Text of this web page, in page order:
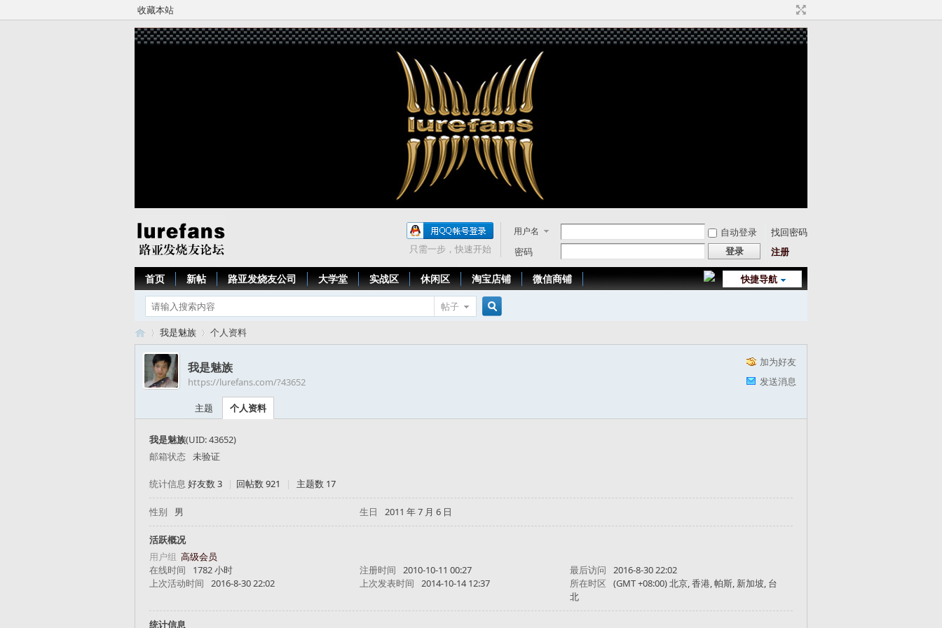
收藏本站
用户名 自动登录
找回密码
密码
登录 注册
只需一步，快速开始
快捷导航
首页 新帖 路亚发烧友公司 大学堂 实战区 休闲区 淘宝店铺 微信商铺
帖子
›
我是魅族 个人资料
加为好友
发送消息
我是魅族
https://lurefans.com/?43652
主题 个人资料
我是魅族(UID: 43652)
邮箱状态 未验证
统计信息 好友数 3 | 回帖数 921 | 主题数 17
性别 男 生日 2011 年 7 月 6 日
活跃概况
用户组 高级会员
在线时间
1782 小时 注册时间 2010-10-11 00:27 最后访问
2016-8-30 22:02
上次活动时间
2016-8-30 22:02 上次发表时间 2014-10-14 12:37 所在时区
(GMT +08:00) 北京, 香港, 帕斯, 新加坡, 台
北
统计信息